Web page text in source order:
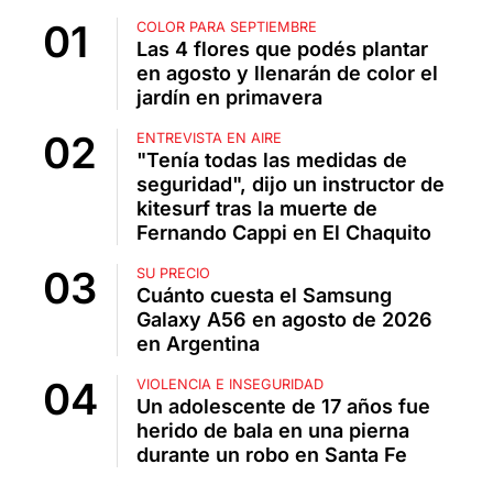
COLOR PARA SEPTIEMBRE
Las 4 flores que podés plantar
en agosto y llenarán de color el
jardín en primavera
ENTREVISTA EN AIRE
"Tenía todas las medidas de
seguridad", dijo un instructor de
kitesurf tras la muerte de
Fernando Cappi en El Chaquito
SU PRECIO
Cuánto cuesta el Samsung
Galaxy A56 en agosto de 2026
en Argentina
VIOLENCIA E INSEGURIDAD
Un adolescente de 17 años fue
herido de bala en una pierna
durante un robo en Santa Fe